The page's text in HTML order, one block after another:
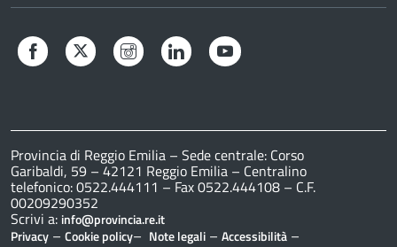
Facebook Twitter Instagram LinkedIn
Provincia di Reggio Emilia – Sede centrale: Corso
Garibaldi, 59 – 42121 Reggio Emilia – Centralino
telefonico: 0522.444111 – Fax 0522.444108 – C.F.
00209290352
Scrivi a: info@provincia.re.it
Privacy – Cookie policy– Note legali – Accessibilità –